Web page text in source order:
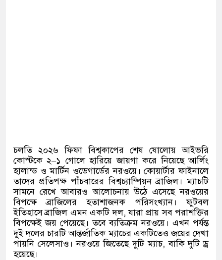
চলতি ২০২৬ ফিফা বিশ্বকাপের শেষ ষোলোয় আইভরি
কোস্টকে ২–১ গোলে হারিয়ে জায়গা করে নিয়েছে আর্লিং
হালান্ড ও মার্টিন ওডেগার্ডের নরওয়ে। কোয়ার্টার ফাইনালে
তাদের প্রতিপক্ষ পাঁচবারের বিশ্বচ্যাম্পিয়ন ব্রাজিল। ম্যাচটি
সামনে রেখে আবারও আলোচনায় উঠে এসেছে নরওয়ের
বিপক্ষে ব্রাজিলের হতাশাজনক পরিসংখ্যান। ফুটবল
ইতিহাসে ব্রাজিল এমন একটি দল,যারা প্রায় সব পরাশক্তির
বিপক্ষেই জয় পেয়েছে। তবে ব্যতিক্রম নরওয়ে। এখন পর্যন্ত
দুই দলের চারটি আন্তর্জাতিক ম্যাচের একটিতেও জয়ের দেখা
পায়নি সেলেসাও। নরওয়ে জিতেছে দুটি ম্যাচ,বাকি দুটি ড্র
হয়েছে।